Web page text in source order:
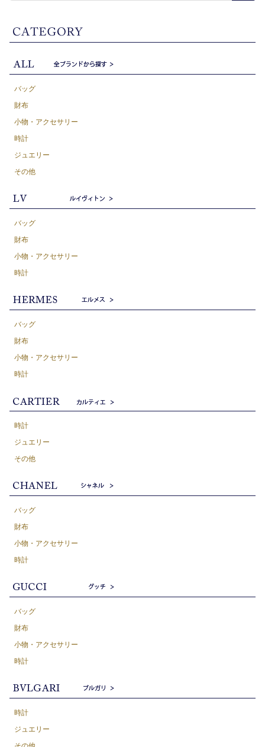
バッグ
財布
小物・アクセサリー
時計
ジュエリー
その他
バッグ
財布
小物・アクセサリー
時計
バッグ
財布
小物・アクセサリー
時計
時計
ジュエリー
その他
バッグ
財布
小物・アクセサリー
時計
バッグ
財布
小物・アクセサリー
時計
時計
ジュエリー